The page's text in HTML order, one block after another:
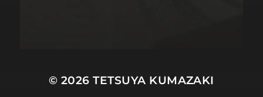
© 2026TETSUYA KUMAZAKI